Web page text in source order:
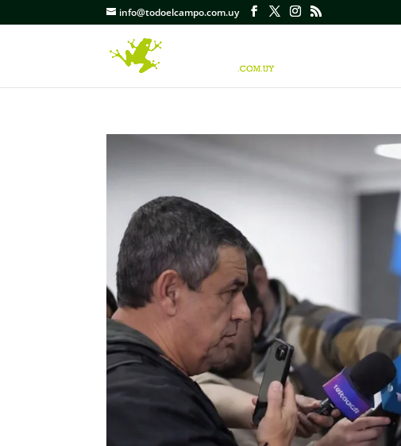
info@todoelcampo.com.uy